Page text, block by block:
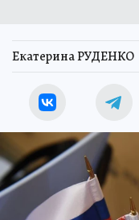
Екатерина РУДЕНКО